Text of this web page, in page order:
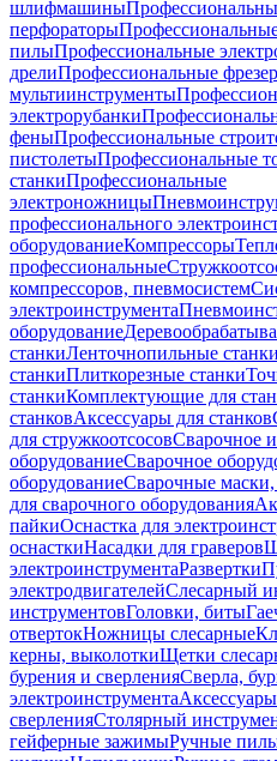
шлифмашины
перфораторы
пилыПрофессиональные
дрелиПрофессиональные
мультиинструменты
электрорубанки
феныПрофессиональные
пистолетыПрофессиональные
станкиПрофессиональные
электроножницы
профессионального
оборудованиеКомпрессоры
профессиональные
компрессоров, пневмосистем
электроинструмента
оборудование
станкиЛенточнопильные станки
станкиПлиткорезные станки
станкиКомплектующие для
станковАксессуары для станков
для стружкоотсосовСварочное
оборудованиеСварочное
оборудованиеСварочные маски,
для сварочного оборудования
пайкиОснастка для
оснасткиНасадки для граверов
электроинструментаРазвертки
электродвигателейСлесарный
инструментовГоловки, биты
отвертокНожницы слесарные
керны, выколоткиЩетки
бурения и сверленияСверла,
электроинструмента
сверленияСтолярный
гейферные зажимыРучные